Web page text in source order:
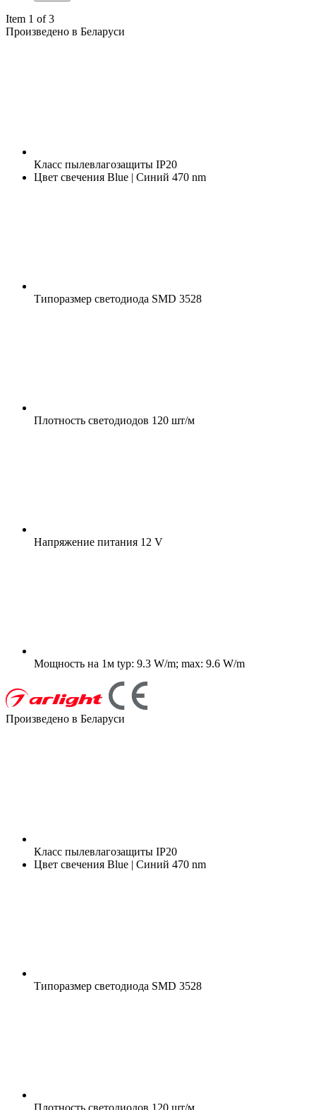
Item 1 of 3
Произведено в Беларуси
Класс пылевлагозащиты IP20
Цвет свечения Blue | Синий 470 nm
Типоразмер светодиода SMD 3528
Плотность светодиодов 120 шт/м
Напряжение питания 12 V
Мощность на 1м typ: 9.3 W/m; max: 9.6 W/m
Произведено в Беларуси
Класс пылевлагозащиты IP20
Цвет свечения Blue | Синий 470 nm
Типоразмер светодиода SMD 3528
Плотность светодиодов 120 шт/м